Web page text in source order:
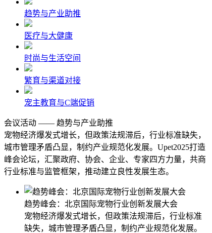
趋势与产业助推
医疗与大健康
时尚与生活空间
繁育与渠道对接
宠主教育与C端促销
会议活动 —— 趋势与产业助推
宠物经济爆发式增长，但政策法规滞后，行业标准缺失，
城市管理矛盾凸显，制约产业规范化发展。Upet2025打造
峰会论坛，汇聚政府、协会、企业、专家四方力量，共商
行业标准与监管框架，推动建立良性发展生态。
趋势峰会：北京国际宠物行业创新发展大会
宠物经济爆发式增长，但政策法规滞后，行业标准
缺失，城市管理矛盾凸显，制约产业规范化发展。